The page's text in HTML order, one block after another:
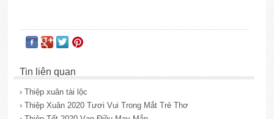
Tin liên quan
› Thiệp xuân tài lộc
› Thiệp Xuân 2020 Tươi Vui Trong Mắt Trẻ Thơ